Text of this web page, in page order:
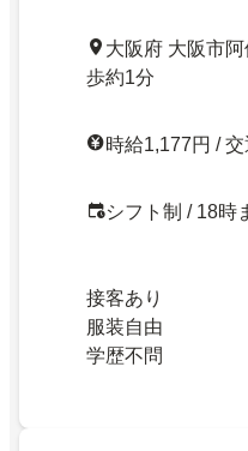
大阪府 大阪市
歩約1分
時給1,177円 /
シフト制 / 18時
接客あり
服装自由
学歴不問